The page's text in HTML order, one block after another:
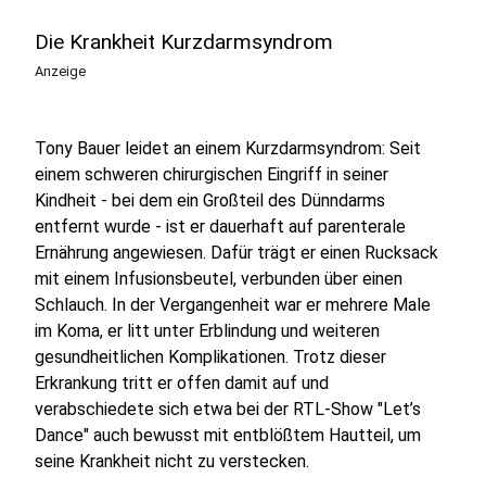
Die Krankheit Kurzdarmsyndrom
Anzeige
Tony Bauer leidet an einem Kurzdarmsyndrom: Seit
einem schweren chirurgischen Eingriff in seiner
Kindheit - bei dem ein Großteil des Dünndarms
entfernt wurde - ist er dauerhaft auf parenterale
Ernährung angewiesen. Dafür trägt er einen Rucksack
mit einem Infusionsbeutel, verbunden über einen
Schlauch. In der Vergangenheit war er mehrere Male
im Koma, er litt unter Erblindung und weiteren
gesundheitlichen Komplikationen. Trotz dieser
Erkrankung tritt er offen damit auf und
verabschiedete sich etwa bei der RTL-Show "Let’s
Dance" auch bewusst mit entblößtem Hautteil, um
seine Krankheit nicht zu verstecken.